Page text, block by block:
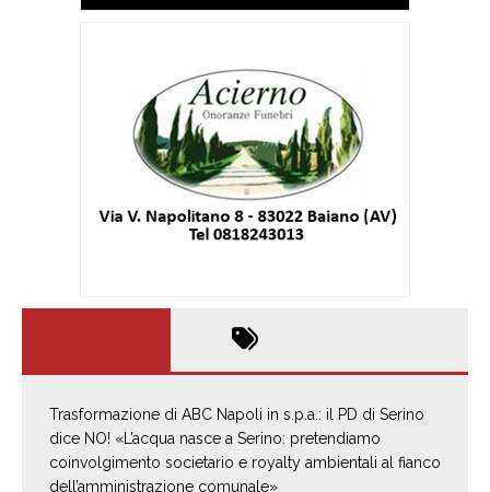
Trasformazione di ABC Napoli in s.p.a.: il PD di Serino
dice NO! «L’acqua nasce a Serino: pretendiamo
coinvolgimento societario e royalty ambientali al fianco
dell’amministrazione comunale»